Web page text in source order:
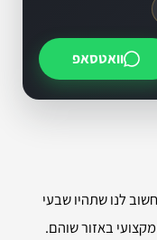
וואטסאפ
לנו שתהיו שבעי
באזור שוהם.